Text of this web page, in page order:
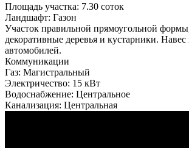
Площадь участка: 7.30 соток
Ландшафт: Газон
Участок правильной прямоугольной
декоративные деревья и кустарники. Навес
автомобилей.
Коммуникации
Газ: Магистральный
Электричество: 15 кВт
Водоснабжение: Центральное
Канализация: Центральная